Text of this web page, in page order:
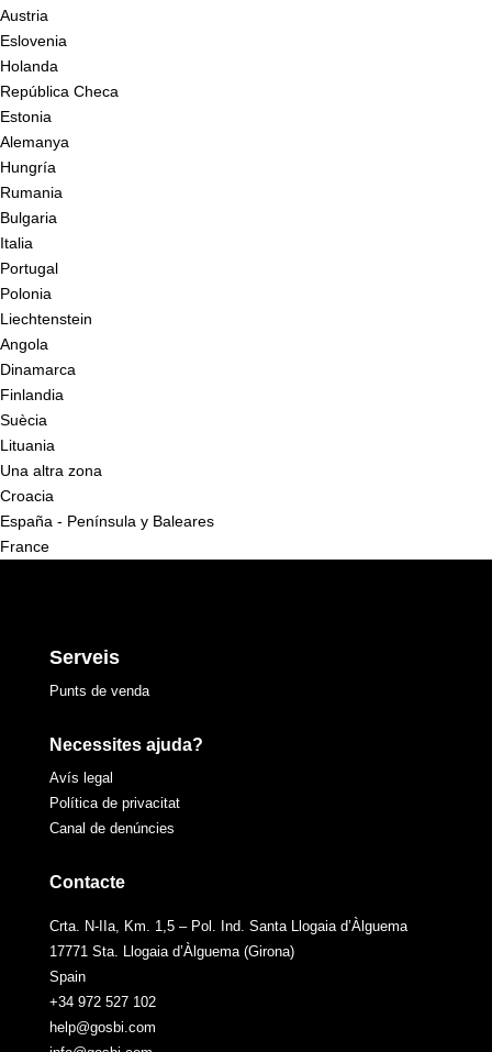
Austria
Eslovenia
Holanda
República Checa
Estonia
Alemanya
Hungría
Rumania
Bulgaria
Italia
Portugal
Polonia
Liechtenstein
Angola
Dinamarca
Finlandia
Suècia
Lituania
Una altra zona
Croacia
España - Península y Baleares
France
Serveis
Punts de venda
Necessites ajuda?
Avís legal
Política de privacitat
Canal de denúncies
Contacte
Crta. N-IIa, Km. 1,5 – Pol. Ind. Santa Llogaia d’Àlguema
17771 Sta. Llogaia d’Àlguema (Girona)
Spain
+34 972 527 102
help@gosbi.com